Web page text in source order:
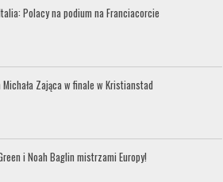
Polacy na podium na Franciacorcie
Michała Zająca w finale w Kristianstad
i Noah Baglin mistrzami Europy!